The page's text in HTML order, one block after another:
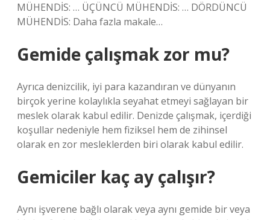
MÜHENDİS: … ÜÇÜNCÜ MÜHENDİS: … DÖRDÜNCÜ
MÜHENDİS: Daha fazla makale…
Gemide çalışmak zor mu?
Ayrıca denizcilik, iyi para kazandıran ve dünyanın
birçok yerine kolaylıkla seyahat etmeyi sağlayan bir
meslek olarak kabul edilir. Denizde çalışmak, içerdiği
koşullar nedeniyle hem fiziksel hem de zihinsel
olarak en zor mesleklerden biri olarak kabul edilir.
Gemiciler kaç ay çalışır?
Aynı işverene bağlı olarak veya aynı gemide bir veya